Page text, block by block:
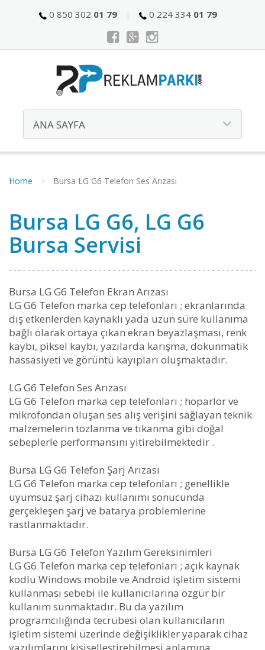
0 850 302 01 79 0 224 334 01 79
Home Bursa LG G6 Telefon Ses Arızası
Bursa LG G6, LG G6
Bursa Servisi
Bursa LG G6 Telefon Ekran Arızası
LG G6 Telefon marka cep telefonları ; ekranlarında
dış etkenlerden kaynaklı yada uzun süre kullanıma
bağlı olarak ortaya çıkan ekran beyazlaşması, renk
kaybı, piksel kaybı, yazılarda karışma, dokunmatik
hassasiyeti ve görüntü kayıpları oluşmaktadır.
LG G6 Telefon Ses Arızası
LG G6 Telefon marka cep telefonları ; hoparlör ve
mikrofondan oluşan ses alış verişini sağlayan teknik
malzemelerin tozlanma ve tıkanma gibi doğal
sebeplerle performansını yitirebilmektedir .
Bursa LG G6 Telefon Şarj Arızası
LG G6 Telefon marka cep telefonları ; genellikle
uyumsuz şarj cihazı kullanımı sonucunda
gerçekleşen şarj ve batarya problemlerine
rastlanmaktadır.
Bursa LG G6 Telefon Yazılım Gereksinimleri
LG G6 Telefon marka cep telefonları ; açık kaynak
kodlu Windows mobile ve Android işletim sistemi
kullanması sebebi ile kullanıcılarına özgür bir
kullanım sunmaktadır. Bu da yazılım
programcılığında tecrübesi olan kullanıcıların
işletim sistemi üzerinde değişiklikler yaparak cihaz